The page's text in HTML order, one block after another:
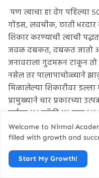
पण त्याचा हा वेग पहिल्या
गोंडस, लवचीक, छाती
शिकार करण्याची त्याची
जवळ दबकत, दबकत जातो
जनावराला गुदमरून टाकून
नसेल तर पालापाचोळ्याने
मिळालेल्या शिकारीवर डल्ला
प्रामुख्याने चार प्रकारच्या
पर्यटन (२) कॉफी (३) चहा
पहिला आहे.
केनया सरकार पर्यटन क्षेत्र
पर्यटकांनी जंगलात फिरताना
Welcome to Nirmal
filled with growth and
Start My Growth!